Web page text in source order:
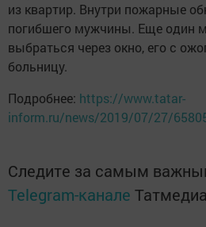
из квартир. Внутри пожарные
погибшего мужчины. Еще один
выбраться через окно, его с
больницу.
Подробнее: https://www.tatar-
inform.ru/news/2019/07/27/
Следите за самым
Telegram-канале Татмедиа